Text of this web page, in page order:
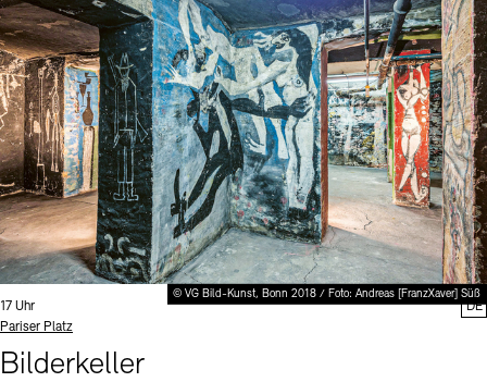
Stellenangebote Newsletter Presse
Nachhaltigkeit Kontakt
Digitale Sammlungen Exil-Archive
© VG Bild-Kunst, Bonn 2018 / Foto: Andreas [FranzXaver] Süß
Uhrzeit:
17 Uhr
Standort
Pariser Platz
Bilderkeller
DE